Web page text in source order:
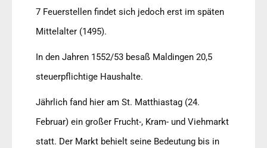
7 Feuerstellen findet sich jedoch erst im späten
Mittelalter (1495).
In den Jahren 1552/53 besaß Maldingen 20,5
steuerpflichtige Haushalte.
Jährlich fand hier am St. Matthiastag (24.
Februar) ein großer Frucht-, Kram- und Viehmarkt
statt. Der Markt behielt seine Bedeutung bis in